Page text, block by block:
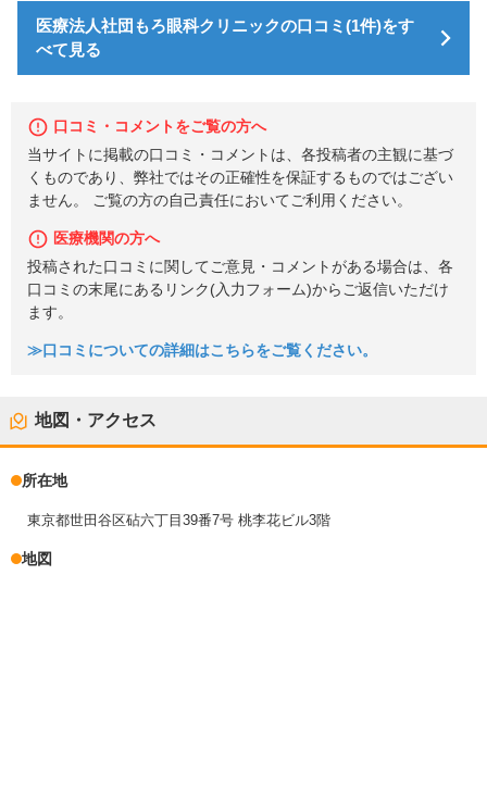
医療法人社団もろ眼科クリニックの口コミ(1件)をす
べて見る
口コミ・コメントをご覧の方へ
当サイトに掲載の口コミ・コメントは、各投稿者の主観に基づ
くものであり、弊社ではその正確性を保証するものではござい
ません。 ご覧の方の自己責任においてご利用ください。
医療機関の方へ
投稿された口コミに関してご意見・コメントがある場合は、各
口コミの末尾にあるリンク(入力フォーム)からご返信いただけ
ます。
≫口コミについての詳細はこちらをご覧ください。
地図・アクセス
所在地
東京都世田谷区砧六丁目39番7号 桃李花ビル3階
地図